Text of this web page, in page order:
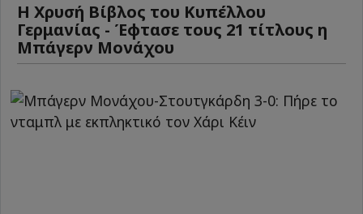
Η Χρυσή Βίβλος του Κυπέλλου
Γερμανίας - Έφτασε τους 21 τίτλους η
Μπάγερν Μονάχου